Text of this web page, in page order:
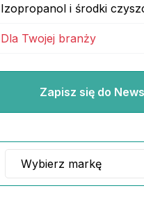
Izopropanol i środki
Dla Twojej branży
Zapisz się do